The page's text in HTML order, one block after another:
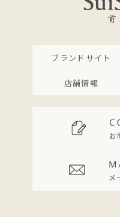
ブランドサイト
店舗情報